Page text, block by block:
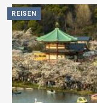
REISEN